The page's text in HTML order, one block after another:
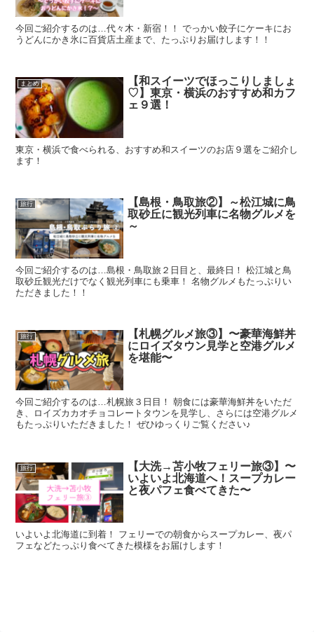
今回ご紹介するのは…代々木・新宿！！ でっかい餃子にケーキにお
うどんにかき氷に百貨店土産まで、たっぷりお届けします！！
まとめ
【和スイーツでほっこりしましょ
♡】東京・横浜のおすすめ和カフ
ェ９選！
東京・横浜で食べられる、おすすめ和スイーツのお店９選をご紹介し
ます！
旅行
【島根・鳥取旅②】～松江城に鳥
取砂丘に観光列車に名物グルメを
～
今回ご紹介するのは…島根・鳥取旅２日目と、最終日！ 松江城と鳥
取砂丘観光だけでなく観光列車にも乗車！ 名物グルメもたっぷりい
ただきました！！
旅行
【札幌グルメ旅③】〜豪華海鮮丼
にロイズタウン見学と空港グルメ
を堪能〜
今回ご紹介するのは…札幌旅３日目！ 朝食には豪華海鮮丼をいただ
き、ロイズカカオチョコレートタウンを見学し、さらには空港グルメ
もたっぷりいただきました！ ぜひゆっくりご覧ください♪
旅行
【大洗→苫小牧フェリー旅③】〜
いよいよ北海道へ！スープカレー
と夜パフェ食べてきた〜
いよいよ北海道に到着！ フェリーでの朝食からスープカレー、夜パ
フェなどたっぷり食べてきた模様をお届けします！